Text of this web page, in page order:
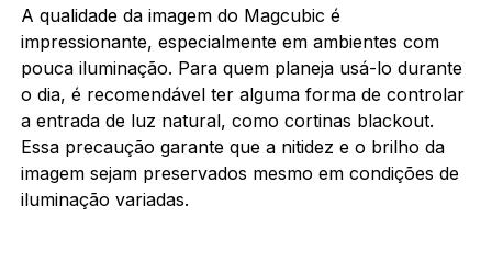
A qualidade da imagem do Magcubic é
impressionante, especialmente em ambientes com
pouca iluminação. Para quem planeja usá-lo durante
o dia, é recomendável ter alguma forma de controlar
a entrada de luz natural, como cortinas blackout.
Essa precaução garante que a nitidez e o brilho da
imagem sejam preservados mesmo em condições de
iluminação variadas.